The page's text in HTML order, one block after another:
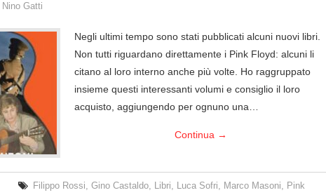
Nino Gatti
Negli ultimi tempo sono stati pubblicati alcuni nuovi libri.
Non tutti riguardano direttamente i Pink Floyd: alcuni li
citano al loro interno anche più volte. Ho raggruppato
insieme questi interessanti volumi e consiglio il loro
acquisto, aggiungendo per ognuno una…
Continua →
Filippo Rossi ,Gino Castaldo Libri Luca Sofri Marco Masoni
Pink